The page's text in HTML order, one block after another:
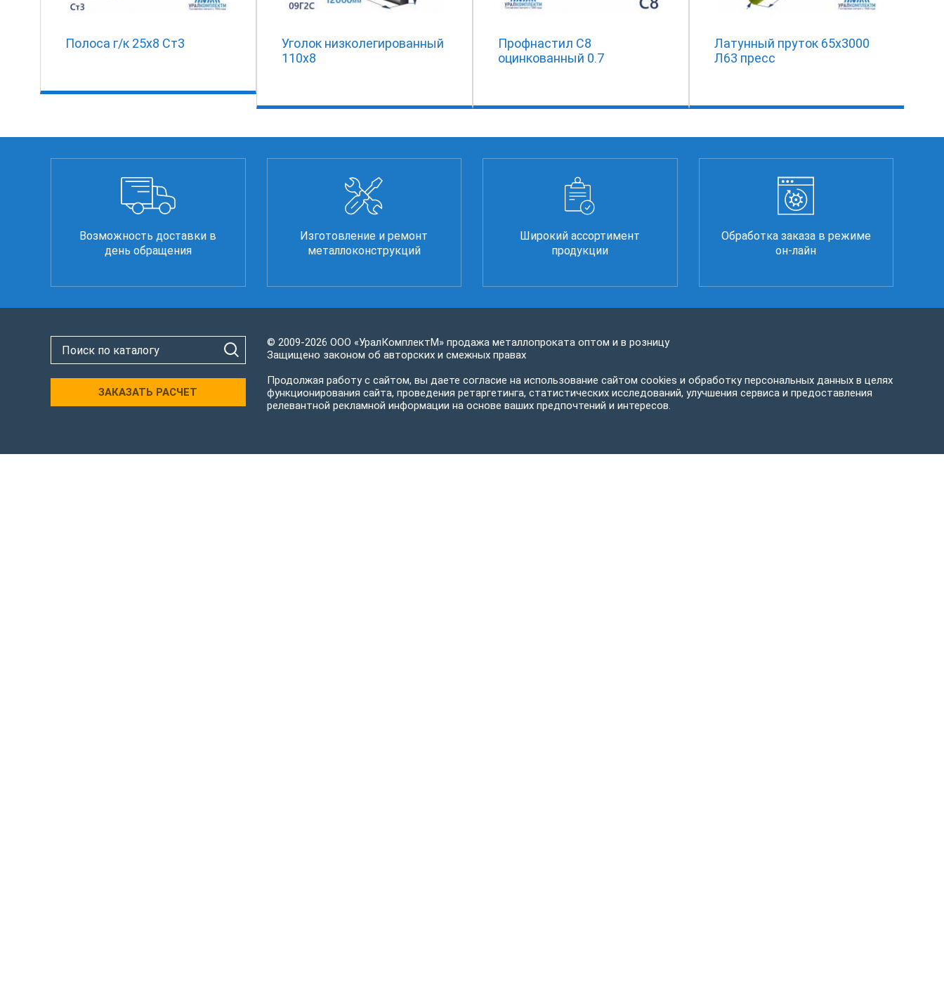
Полоса г/к 25х8 Ст3
Уголок низколегированный
110х8
Профнастил С8
оцинкованный 0.7
Латунный пруток 65х3000
Л63 пресс
Возможность доставки в
день обращения
Изготовление и ремонт
металлоконструкций
Широкий ассортимент
продукции
Обработка заказа в режиме
он-лайн
ЗАКАЗАТЬ РАСЧЕТ
© 2009-2026 ООО «УралКомплектМ» продажа металлопроката оптом и в розницу
Защищено законом об авторских и смежных правах
Продолжая работу с сайтом, вы даете согласие на использование сайтом cookies и обработку персональных данных в целях
функционирования сайта, проведения ретаргетинга, статистических исследований, улучшения сервиса и предоставления
релевантной рекламной информации на основе ваших предпочтений и интересов.